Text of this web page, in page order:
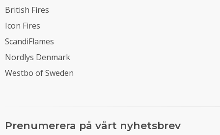
British Fires
Icon Fires
ScandiFlames
Nordlys Denmark
Westbo of Sweden
Prenumerera på vårt nyhetsbrev